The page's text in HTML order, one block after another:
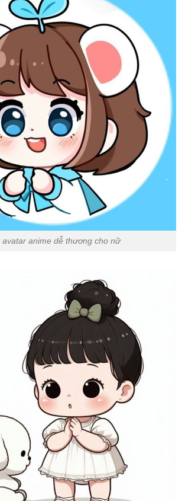
avatar anime dễ thương cho nữ